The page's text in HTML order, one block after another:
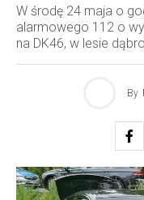
W środę 24 maja o
alarmowego 112 o
na DK46, w lesie
By